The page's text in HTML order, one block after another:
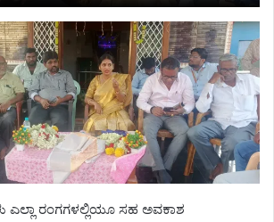
ಎಲ್ಲಾ ರಂಗಗಳಲ್ಲಿಯೂ ಸಹ ಅವಕಾಶ